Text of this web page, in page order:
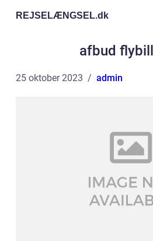
REJSELÆNGSEL.dk
afbud
25 oktober 2023 admin